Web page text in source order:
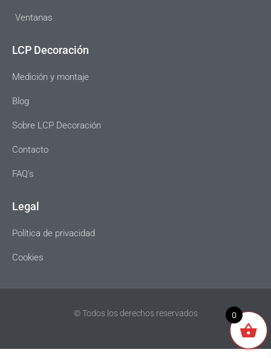
Ventanas
LCP Decoración
Medición y montaje
Blog
Sobre LCP Decoración
Contacto
FAQ's
Legal
Política de privacidad
Cookies
© Todos los derechos reservados 0